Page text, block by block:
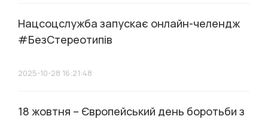
Нацсоцслужба запускає онлайн-челендж
#БезСтереотипів
2025-10-28 16:21:48
18 жовтня – Європейський день боротьби з